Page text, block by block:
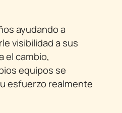
ayudando a
visibilidad a sus
el cambio,
equipos se
esfuerzo realmente